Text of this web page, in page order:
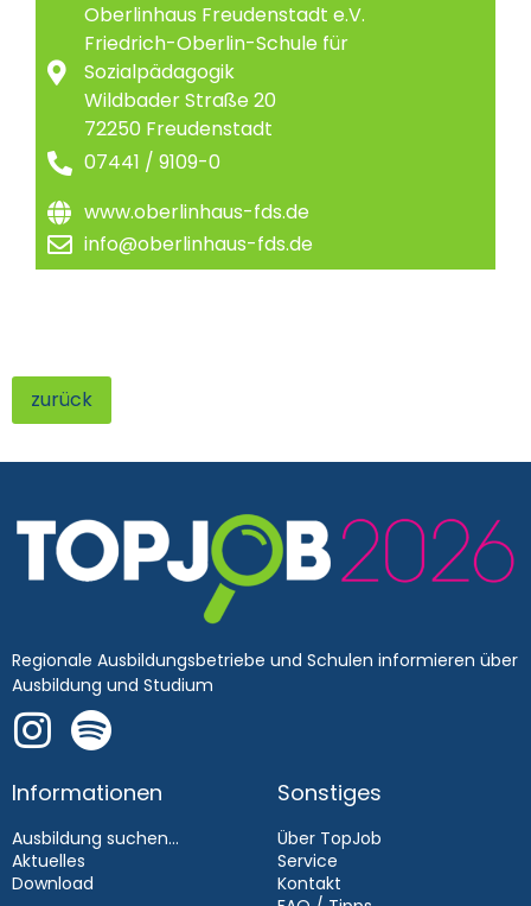
Oberlinhaus Freudenstadt e.V.
Friedrich-Oberlin-Schule für
Sozialpädagogik
Wildbader Straße 20
72250 Freudenstadt
07441 / 9109-0
www.oberlinhaus-fds.de
info@oberlinhaus-fds.de
zurück
Regionale Ausbildungsbetriebe und Schulen informieren über
Ausbildung und Studium
Informationen
Ausbildung suchen...
Aktuelles
Download
Sonstiges
Über TopJob
Service
Kontakt